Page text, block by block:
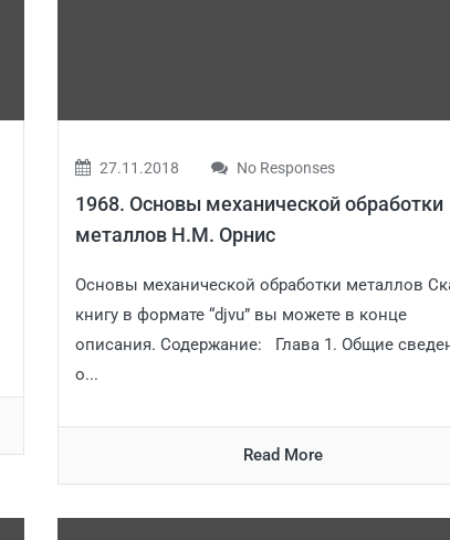
27.11.2018 No Responses
1968. Основы механической обработки
металлов Н.М. Орнис
Основы механической обработки металлов
книгу в формате “djvu” вы можете в конце
описания. Содержание: Глава 1. Общие
о...
Read More